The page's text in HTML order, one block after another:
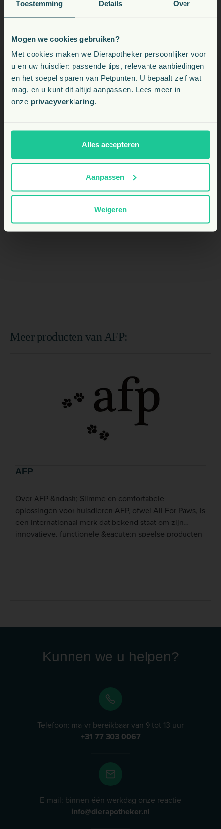
Toestemming Details Over
Mogen we cookies gebruiken?
Met cookies maken we Dierapotheker persoonlijker voor
u en uw huisdier: passende tips, relevante aanbiedingen
en het soepel sparen van Petpunten. U bepaalt zelf wat
mag, en u kunt dit altijd aanpassen. Lees meer in
onze privacyverklaring.
Alles accepteren
Aanpassen
Weigeren
Meer producten van AFP:
AFP
Over AFP &ndash; Slimme en comfortabele
oplossingen voor huisdieren AFP, ofwel All For Paws, is
een internationaal merk dat bekend staat om zijn
innovatieve, functionele &eacute;n speelse producten
nu gaat om gedragsverlichting, tandverzorging of
die aansluiten bij de natuurlijke behoeften van hond
en kat. Bij Dierapotheker.nl vindt u een selectie van
en plezier in het leven van uw huisdier. Lees meer
Kunnen we u helpen?
Telefoon: ma-vr bereikbaar van 9 tot 13 uur
+31 77 303 0067
E-mail: binnen één werkdag onze reactie
info@dierapotheker.nl
Kies uw land: